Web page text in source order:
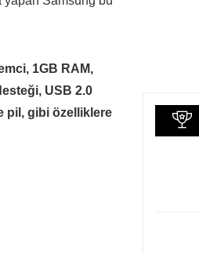
1GB RAM,
USB 2.0
pil, gibi özelliklere